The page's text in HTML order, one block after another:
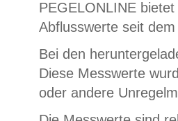
PEGELONLINE
Abflusswerte seit
Bei den
Diese Messwerte
oder andere